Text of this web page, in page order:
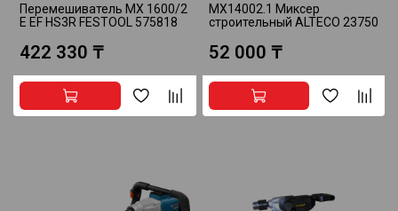
Перемешиватель MX 1600/2
E EF HS3R FESTOOL 575818
422 330 ₸
MX14002.1 Миксер
строительный ALTECO 23750
52 000 ₸